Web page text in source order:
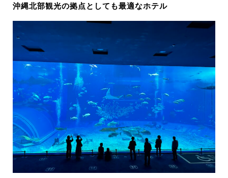
沖縄北部観光の拠点としても最適なホテル